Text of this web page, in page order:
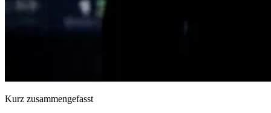
Kurz zusammengefasst